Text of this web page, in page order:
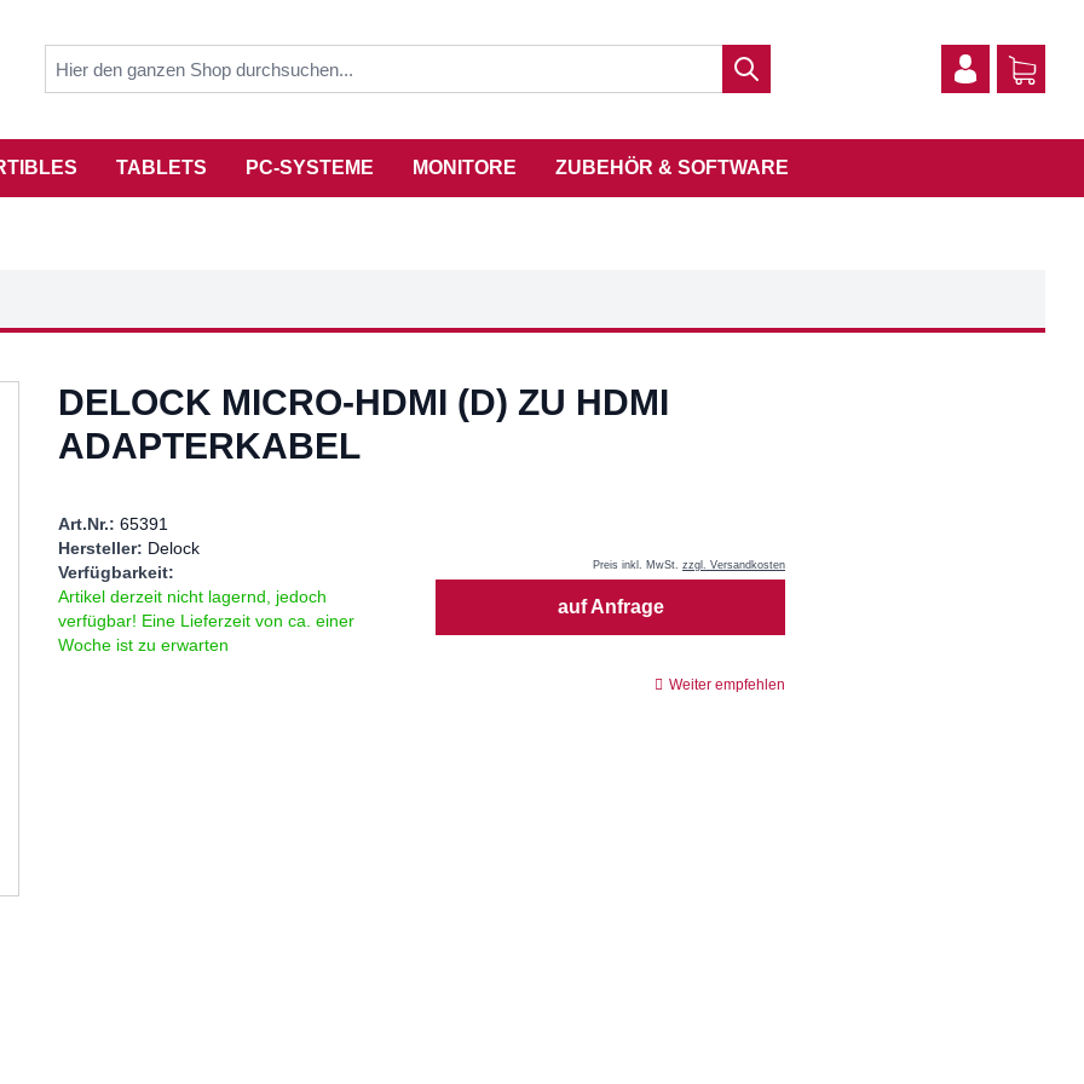
TABLETS PC-SYSTEME MONITORE ZUBEHÖR & SOFTWARE
DELOCK MICRO-HDMI (D) ZU HDMI
ADAPTERKABEL
Art.Nr.: 65391
Hersteller: Delock
Verfügbarkeit:
Artikel derzeit nicht lagernd, jedoch
verfügbar! Eine Lieferzeit von ca. einer
Woche ist zu erwarten
Preis inkl. MwSt. zzgl. Versandkosten
auf Anfrage
Weiter empfehlen